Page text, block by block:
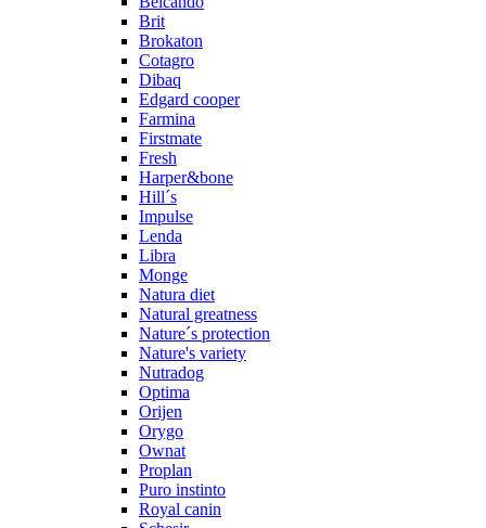
Brit
Brokaton
Cotagro
Dibaq
Edgard cooper
Farmina
Firstmate
Fresh
Harper&bone
Hill´s
Impulse
Lenda
Libra
Monge
Natura diet
Natural greatness
Nature´s protection
Nature's variety
Nutradog
Optima
Orijen
Orygo
Ownat
Proplan
Puro instinto
Royal canin